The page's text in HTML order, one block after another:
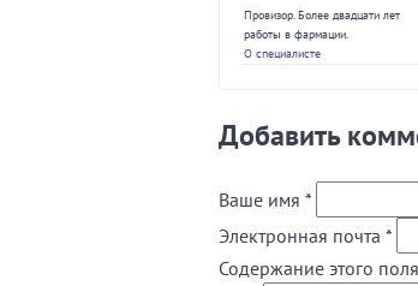
Провизор. Более двадцати лет
работы в фармации.
О специалисте
Добавить
Ваше имя *
Электронная почта *
Содержание этого